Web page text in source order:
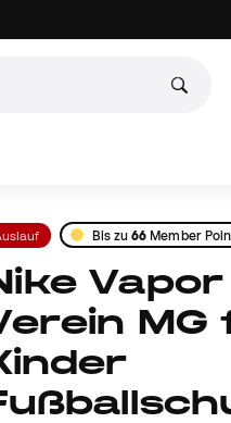
Bis zu66 Member
16
MG